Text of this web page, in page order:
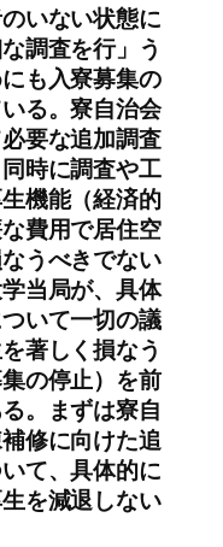
いない状態に
調査を行」う
も入寮募集の
る。寮自治会
要な追加調査
時に調査や工
機能（経済的
費用で居住空
うべきでない
当局が、具体
いて一切の議
著しく損なう
の停止）を前
。まずは寮自
修に向けた追
て、具体的に
を減退しない